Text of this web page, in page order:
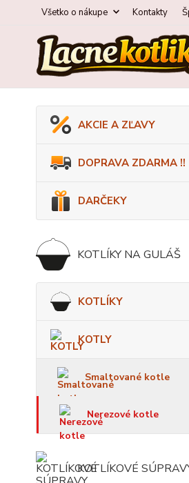
Všetko o nákupe Kontakty
AKCIE A ZĽAVY
DOPRAVA ZDARMA !!
DARČEKY
KOTLÍKY NA GULÁŠ
KOTLÍKY
KOTLY
Smaltované kotle
Nerezové kotle
KOTLÍKOVÉ